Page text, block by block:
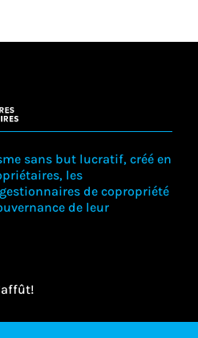
sans but lucratif, créé en
les
de copropriété
de leur